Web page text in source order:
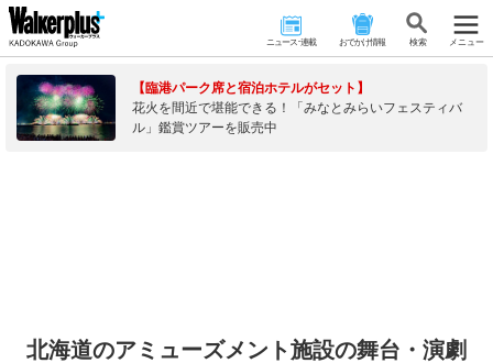
ニュース･連載 おでかけ情報 検 索 メニュー
【臨港パーク席と宿泊ホテルがセット】
花火を間近で堪能できる！「みなとみらいフェスティバ
ル」鑑賞ツアーを販売中
北海道のアミューズメント施設の舞台・演劇